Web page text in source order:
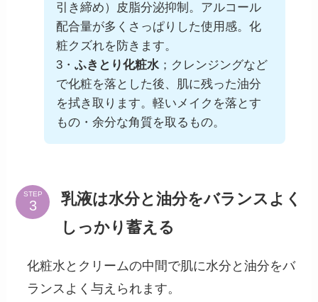
引き締め）皮脂分泌抑制。アルコール
配合量が多くさっぱりした使用感。化
粧クズれを防きます。
3・ふきとり化粧水 ；クレンジングなど
で化粧を落とした後、肌に残った油分
を拭き取ります。軽いメイクを落とす
もの・余分な角質を取るもの。
STEP
乳液は水分と油分をバランスよく
しっかり蓄える
化粧水とクリームの中間で肌に水分と油分をバ
ランスよく与えられます。